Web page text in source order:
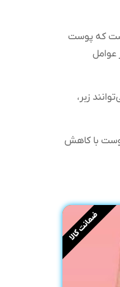
که پوست
زبر،
با کاهش
ضمانت کالا